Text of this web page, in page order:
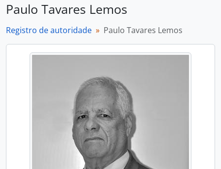
Paulo Tavares Lemos
Registro de autoridade Paulo Tavares Lemos